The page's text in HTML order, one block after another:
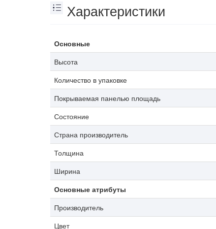
Характеристики
Основные
Высота
Количество в упаковке
Покрываемая панелью площадь
Состояние
Страна производитель
Толщина
Ширина
Основные атрибуты
Производитель
Цвет